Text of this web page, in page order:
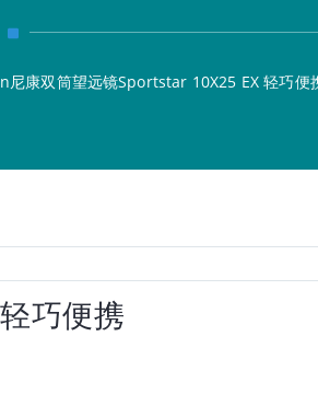
尼康双筒望远镜Sportstar 10X25 EX 轻巧便
巧便携